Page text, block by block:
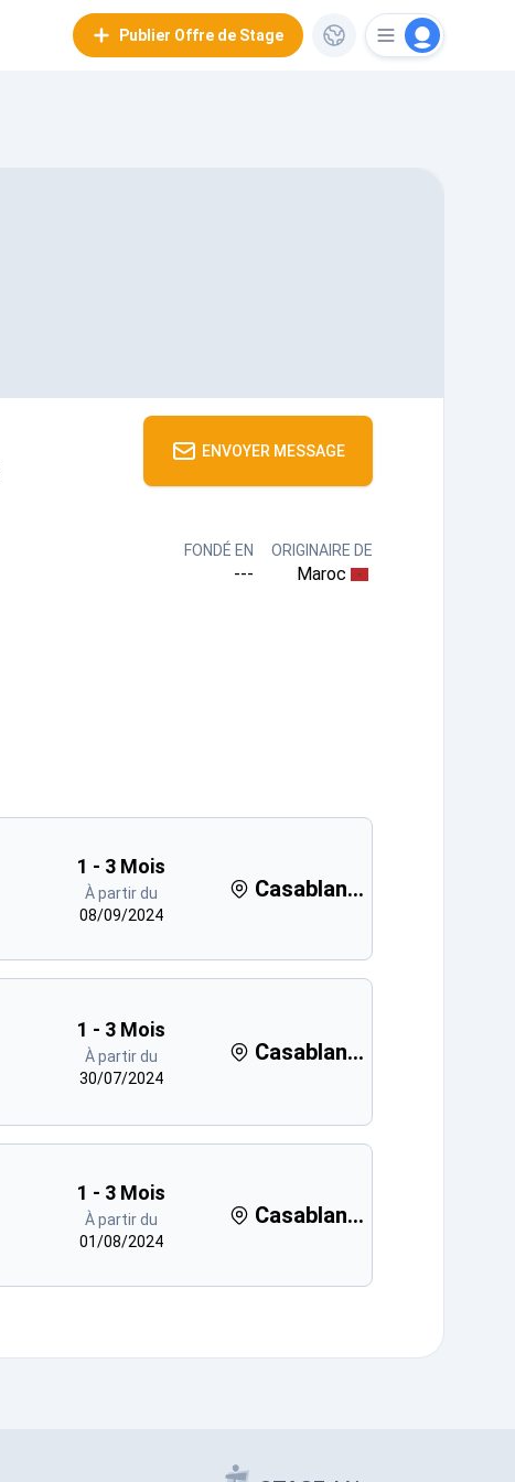
Publier Offre de Stage
ENVOYER MESSAGE
FONDÉ EN
---
ORIGINAIRE DE
Maroc
1 - 3 Mois
À partir du
08/09/2024
Casablan...
1 - 3 Mois
À partir du
30/07/2024
Casablan...
1 - 3 Mois
À partir du
01/08/2024
Casablan...